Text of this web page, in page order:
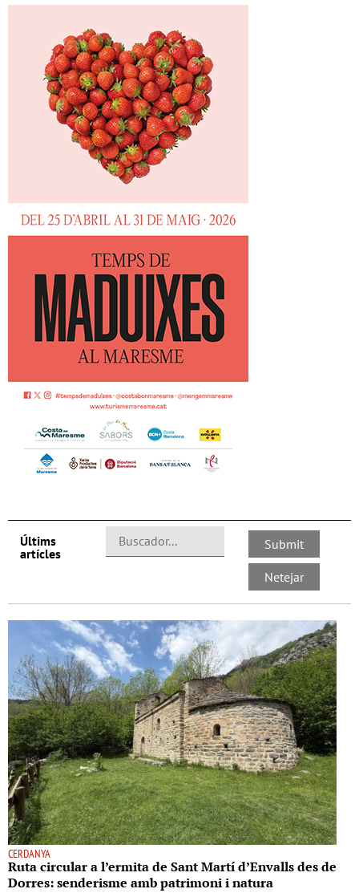
Últims
artícles
CERDANYA
Ruta circular a l’ermita de Sant Martí d’Envalls des de
Dorres: senderisme amb patrimoni i natura